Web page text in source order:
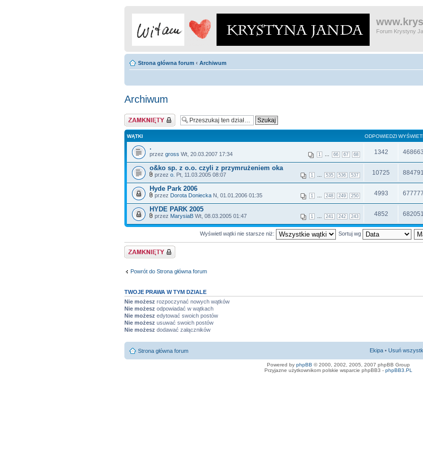
Forum Krystyny
Strona główna forum ‹ Archiwum
Archiwum
Dział zablokowany
WĄTKI ODPOWIEDZI
.
1 66 67 68
przez gross Wt, 20.03.2007 17:34 1342
o&ko sp. z o.o. czyli z przymrużeniem oka
1 535 536 537
przez o. Pt, 11.03.2005 08:07 10725
Hyde Park 2006
1 248 249 250
przez Dorota Doniecka N, 01.01.2006 01:35 4993
HYDE PARK 2005
1 241 242 243
przez MarysiaB Wt, 08.03.2005 01:47 4852
Wyświetl wątki nie starsze niż: Sortuj wg
Dział zablokowany
Powrót do Strona główna forum
TWOJE PRAWA W TYM DZIALE
Nie możesz rozpoczynać nowych wątków
Nie możesz odpowiadać w wątkach
Nie możesz edytować swoich postów
Nie możesz usuwać swoich postów
Nie możesz dodawać załączników
Strona główna forum Ekipa • Usuń
Powered by phpBB © 2000, 2002, 2005, 2007 phpBB Group
Przyjazne użytkownikom polskie wsparcie phpBB3 - phpBB3.PL